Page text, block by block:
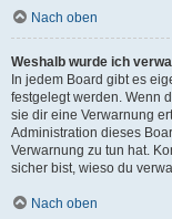
Nach oben
Weshalb wurde ich
In jedem Board gibt es
festgelegt werden. Wenn
sie dir eine Verwarnung
Administration dieses
Verwarnung zu tun hat.
sicher bist, wieso du
Nach oben